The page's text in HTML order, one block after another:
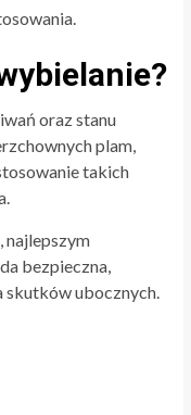
oraz stanu
plam,
takich
, najlepszym
bezpieczna,
skutków ubocznych.